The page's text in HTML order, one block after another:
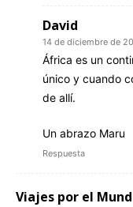
David
14 de diciembre de
África es un
único y cuando
de allí.
Un abrazo Maru
Respuesta
Viajes por el